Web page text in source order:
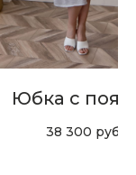
Юбка с
38 300 руб.